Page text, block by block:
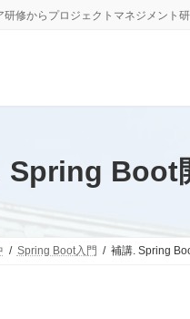
修からプロジェクトマネジメント
Spring Boot
Spring Boot入門 補講. Spring